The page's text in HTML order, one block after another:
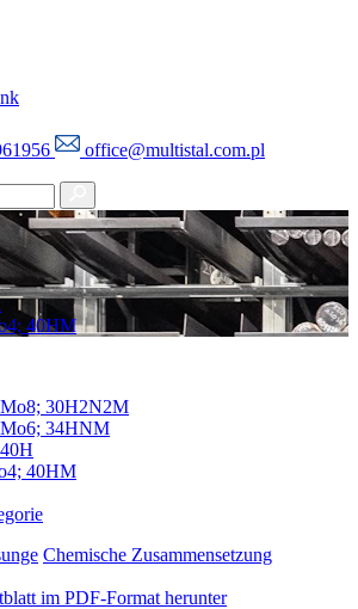
office@multistal.com.pl
40HM
30H2N2M
34HNM
40HM
Chemische Zusammensetzung
im PDF-Format herunter